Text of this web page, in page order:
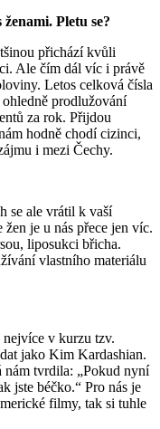
Pletu se?
přichází kvůli
Ale čím dál víc i právě
Letos celková čísla
prodlužování
za rok. Přijdou
hodně chodí cizinci,
i mezi Čechy.
se ale vrátil k vaší
žen je u nás přece jen víc.
liposukci břicha.
vlastního materiálu
v kurzu tzv.
jako Kim Kardashian.
tvrdila: „Pokud nyní
jste béčko.“ Pro nás je
filmy, tak si tuhle